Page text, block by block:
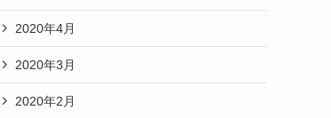
2020年4月
2020年3月
2020年2月